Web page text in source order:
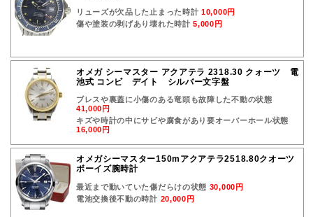
リューズが欠品した止まった時計10,000円
傷や塗装の剥げあり壊れた時計5,000円
オメガ シーマスター アクアテラ 2318.30 クォーツ 電
池式 コンビ デイト シルバー文字盤
ブレスや裏蓋に小傷のある竜頭も故障した不動の状態
41,000円
キズや時計の中にサビや腐食があり要オーバーホール状態
16,000円
オメガシーマスター150mアクアテラ2518.80クオーツ
ボーイズ腕時計
最近まで動いていた傷だらけの状態 30,000円
電池交換後不動の時計 20,000円